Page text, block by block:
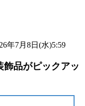
年7月8日(水)5:59
品がピックアッ